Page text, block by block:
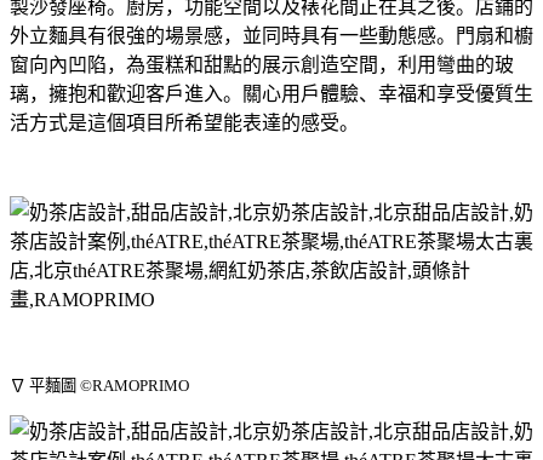
製沙發座椅。廚房，功能空間以及裱花間正在其之後。店鋪的
外立麵具有很強的場景感，並同時具有一些動態感。門扇和櫥
窗向內凹陷，為蛋糕和甜點的展示創造空間，利用彎曲的玻
璃，擁抱和歡迎客戶進入。關心用戶體驗、幸福和享受優質生
活方式是這個項目所希望能表達的感受。
∇ 平麵圖 ©RAMOPRIMO